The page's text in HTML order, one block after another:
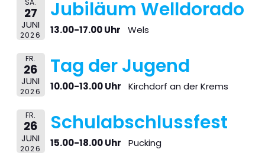
SA.
27
JUNI
2026
Jubiläum Welldorado
13.00-17.00 Uhr Wels
FR.
26
JUNI
2026
Tag der Jugend
10.00-13.00 Uhr Kirchdorf an der Krems
FR.
26
JUNI
2026
Schulabschlussfest
15.00-18.00 Uhr Pucking